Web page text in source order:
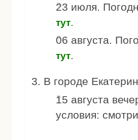
23 июля.
тут.
06 августа.
тут.
В городе
15 августа
условия: